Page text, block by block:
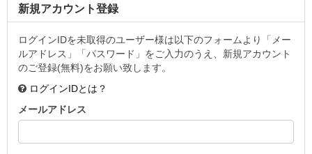
新規アカウント登録
ログインIDを未取得のユーザー様は以下のフォームより「メー
ルアドレス」「パスワード」をご入力のうえ、新規アカウント
のご登録(無料)をお願い致します。
ログインIDとは？
メールアドレス